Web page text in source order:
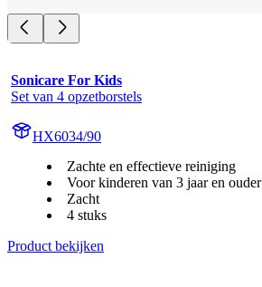
Sonicare For Kids
Set van 4 opzetborstels
HX6034/90
Zachte en effectieve reiniging
Voor kinderen van 3 jaar en ouder
Zacht
4 stuks
Product bekijken